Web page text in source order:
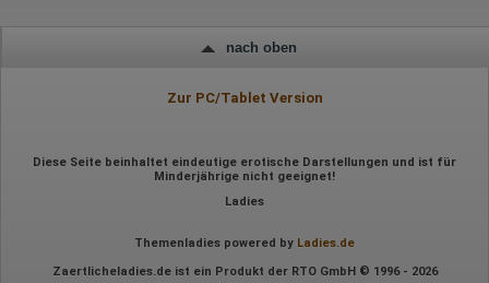
Datum und Uhrzeit des Besuchs
Bildschirmauflösung
Eindeutige Gerätekennung
Domain-Name
nach oben
Zur PC/Tablet Version
Diese Seite beinhaltet eindeutige erotische Darstellungen und ist für
Minderjährige nicht geeignet!
Ladies
Themenladies powered by Ladies.de
Zaertlicheladies.de ist ein Produkt der RTO GmbH © 1996 - 2026